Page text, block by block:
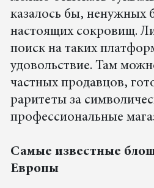
казалось бы, ненужных
настоящих сокровищ.
поиск на таких
удовольствие. Там
частных продавцов,
раритеты за
профессиональные
Самые известные
Европы